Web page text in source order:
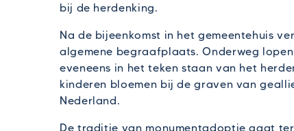
bij de herdenking.
Na de bijeenkomst in het gemeentehuis
algemene begraafplaats. Onderweg
eveneens in het teken staan van het
kinderen bloemen bij de graven van
Nederland.
De traditie van monumentadoptie gaat